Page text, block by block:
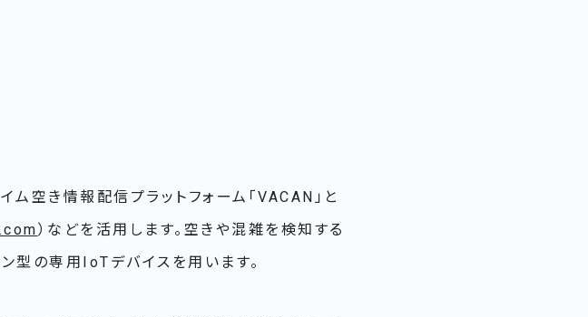
空き情報配信プラットフォーム「VACAN」と
）などを活用します。空きや混雑を検知する
型の専用IoTデバイスを用います。